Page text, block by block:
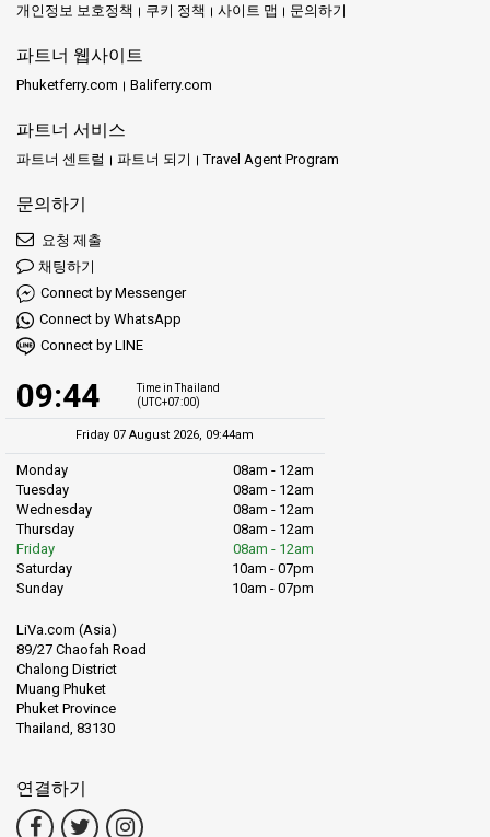
개인정보 보호정책
쿠키 정책 사이트 맵 문의하기
파트너 웹사이트
Phuketferry.com Baliferry.com
파트너 서비스
파트너 센트럴 파트너 되기 Travel Agent Program
문의하기
요청 제출
채팅하기
Connect by Messenger
Connect by WhatsApp
Connect by LINE
09:44
Time in Thailand
(UTC+07:00)
Friday 07 August 2026, 09:44am
Monday
08am - 12am
Tuesday
08am - 12am
Wednesday
08am - 12am
Thursday
08am - 12am
Friday
08am - 12am
Saturday
10am - 07pm
Sunday
10am - 07pm
LiVa.com (Asia)
89/27 Chaofah Road
Chalong District
Muang Phuket
Phuket Province
Thailand, 83130
연결하기